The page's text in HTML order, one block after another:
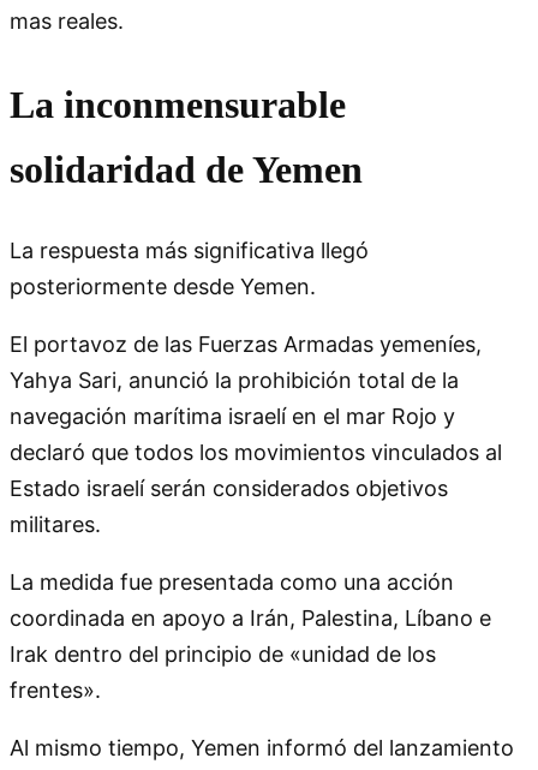
mas reales.
La inconmensurable
solidaridad de Yemen
La respuesta más significativa llegó
posteriormente desde Yemen.
El portavoz de las Fuerzas Armadas yemeníes,
Yahya Sari, anunció la prohibición total de la
navegación marítima israelí en el mar Rojo y
declaró que todos los movimientos vinculados al
Estado israelí serán considerados objetivos
militares.
La medida fue presentada como una acción
coordinada en apoyo a Irán, Palestina, Líbano e
Irak dentro del principio de «unidad de los
frentes».
Al mismo tiempo, Yemen informó del lanzamiento